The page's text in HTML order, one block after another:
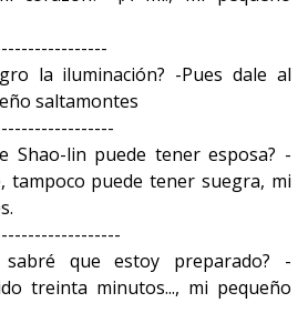
la iluminación? -Pues dale al
saltamontes
Shao-lin puede tener esposa? -
tampoco puede tener suegra, mi
sabré que estoy preparado? -
treinta minutos..., mi pequeño